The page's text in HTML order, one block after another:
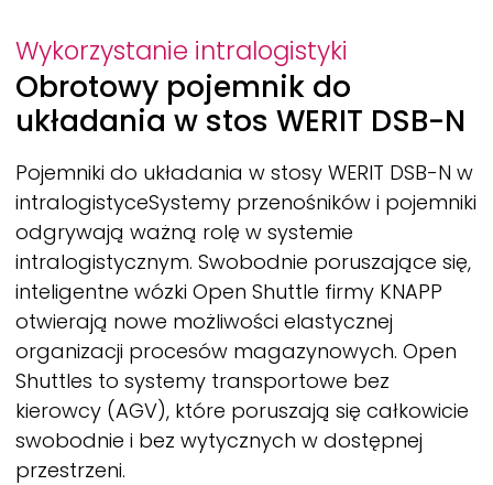
Wykorzystanie intralogistyki
Obrotowy pojemnik do
układania w stos WERIT DSB-N
Pojemniki do układania w stosyWERIT DSB-N w
intralogistyceSystemy przenośników i pojemniki
odgrywają ważną rolę w systemie
intralogistycznym. Swobodnie poruszające się,
inteligentne wózki Open Shuttle firmy KNAPP
otwierają nowe możliwości elastycznej
organizacji procesów magazynowych. Open
Shuttles to systemy transportowe bez
kierowcy (AGV), które poruszają się całkowicie
swobodnie i bez wytycznych w dostępnej
przestrzeni.